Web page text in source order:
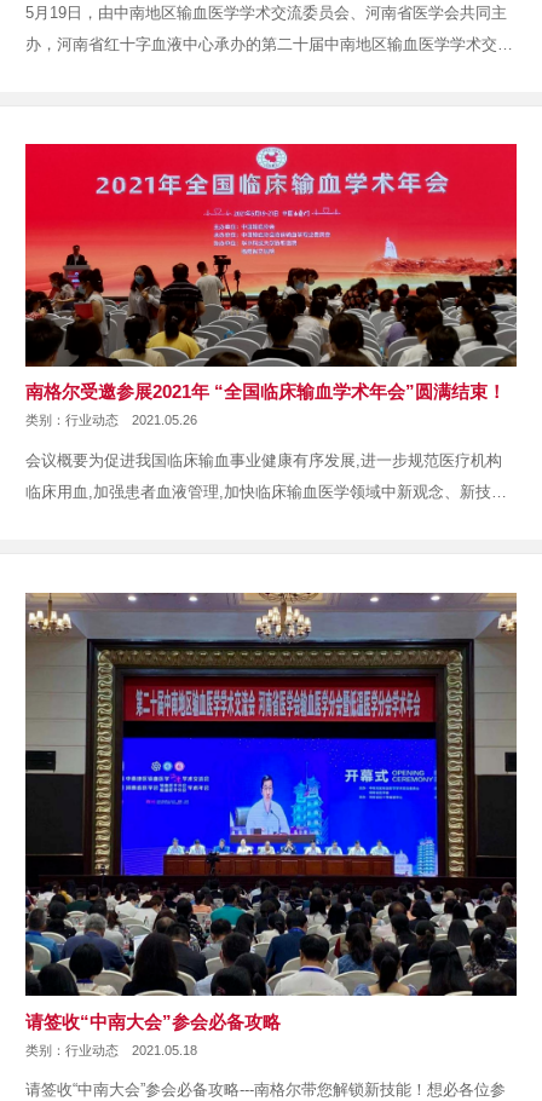
5月19日，由中南地区输血医学学术交流委员会、河南省医学会共同主
办，河南省红十字血液中心承办的第二十届中南地区输血医学学术交流
南格尔受邀参展2021年 “全国临床输血学术年会”圆满结束！
类别：行业动态 2021.05.26
会议概要为促进我国临床输血事业健康有序发展,进一步规范医疗机构
临床用血,加强患者血液管理,加快临床输血医学领域中新观念、新技术
请签收“中南大会”参会必备攻略
类别：行业动态 2021.05.18
请签收“中南大会”参会必备攻略---南格尔带您解锁新技能！想必各位参